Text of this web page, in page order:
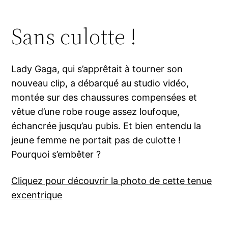
Sans culotte !
Lady Gaga, qui s’apprêtait à tourner son
nouveau clip, a débarqué au studio vidéo,
montée sur des chaussures compensées et
vêtue d’une robe rouge assez loufoque,
échancrée jusqu’au pubis. Et bien entendu la
jeune femme ne portait pas de culotte !
Pourquoi s’embêter ?
Cliquez pour découvrir la photo de cette tenue
excentrique